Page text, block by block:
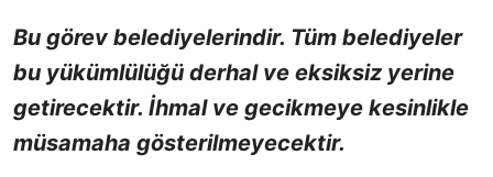
Bu görev belediyelerindir. Tüm belediyeler
bu yükümlülüğü derhal ve eksiksiz yerine
getirecektir. İhmal ve gecikmeye kesinlikle
müsamaha gösterilmeyecektir.